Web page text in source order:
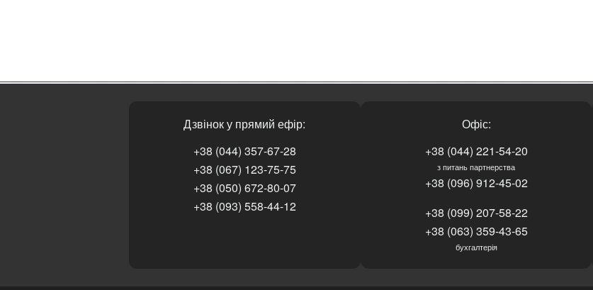
Дзвінок у прямий ефір:
+38 (044) 357-67-28
+38 (067) 123-75-75
+38 (050) 672-80-07
+38 (093) 558-44-12
Офіс:
+38 (044) 221-54-20
з питань партнерства
+38 (096) 912-45-02
+38 (099) 207-58-22
+38 (063) 359-43-65
бухгалтерія